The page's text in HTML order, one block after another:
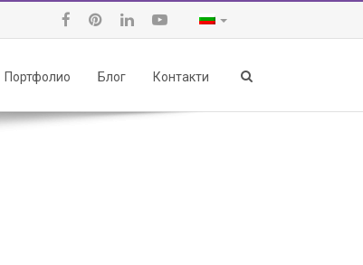
Портфолио Блог Контакти